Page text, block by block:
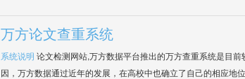
万方论文查重系统
系统说明 论文检测网站,万方数据平台推出的万方查重系统是目
因，万方数据通过近年的发展，在高校中也确立了自己的相应地